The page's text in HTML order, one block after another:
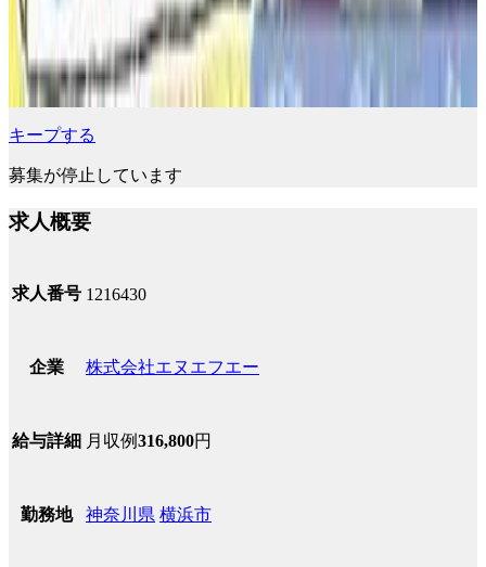
キープする
募集が停止しています
求人概要
求人番号 1216430
企業 株式会社エヌエフエー
給与詳細 月収例316,800円
勤務地 神奈川県 横浜市